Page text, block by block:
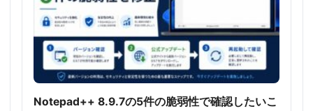
Notepad++ 8.9.7の5件の脆弱性で確認したいこ